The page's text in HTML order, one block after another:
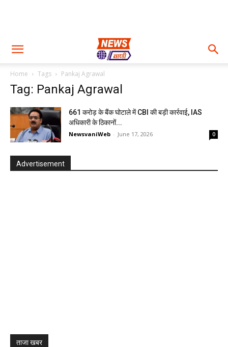
Home Tags Pankaj Agrawal
Tag: Pankaj Agrawal
661 करोड़ के बैंक घोटाले में CBI की बड़ी कार्रवाई, IAS
अधिकारी के ठिकानों...
NewsvaniWeb - June 17, 2026 0
Advertisement
ताजा खबर